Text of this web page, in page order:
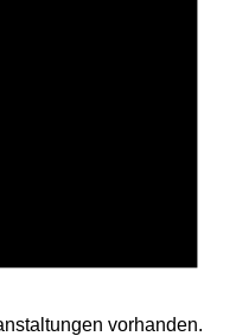
vorhanden.